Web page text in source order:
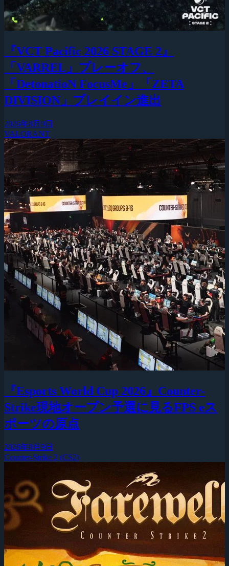
『VCT Pacific 2026 STAGE 2』
「VARREL」プレーオフ、
「DetonatioN FocusMe」「ZETA
DIVISION」プレイイン進出
2026年8月9日
VALORANT
『Esports World Cup 2026』Counter-
Strike現地オープン予選に見るFPS eス
ポーツの原点
2026年8月9日
Counter-Strike 2 (CS2)